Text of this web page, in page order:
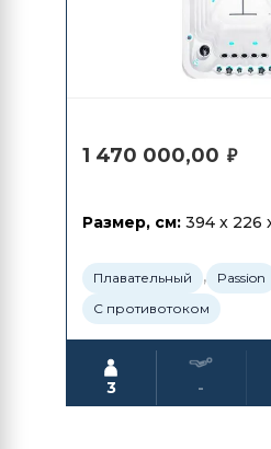
1 470 000,00 ₽
Размер, см: 394 x 226
Плавательный , Passion
С противотоком
3 -